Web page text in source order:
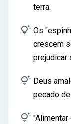
terra.
 Os
crescem
prejudicar
 Deus
pecado
